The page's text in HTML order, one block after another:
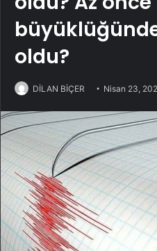
oldu?
DİLAN BİÇER Nisan 23,